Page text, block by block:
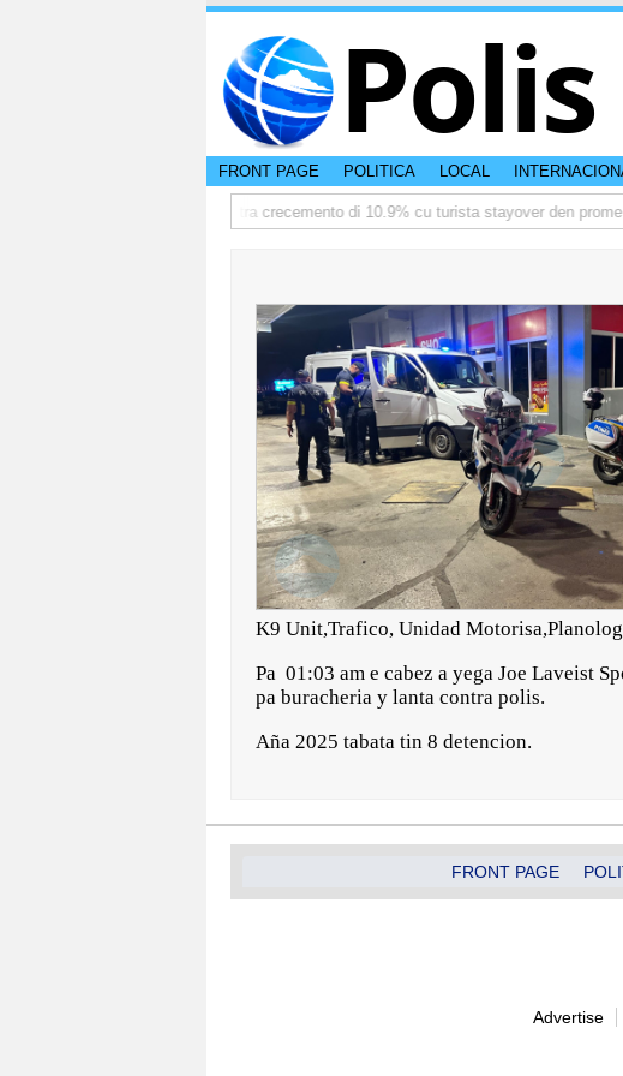
Polis
FRONT PAGE POLITICA LOCAL
TTW:Aruba ta registra crecemento di 10.9% cu turista stayover den prome 6
K9 Unit,Trafico, Unidad
Pa 01:03 am e cabez a yega Joe Laveist
pa buracheria y lanta contra polis.
Aña 2025 tabata tin 8 detencion.
FRONT PAGE
Advertise